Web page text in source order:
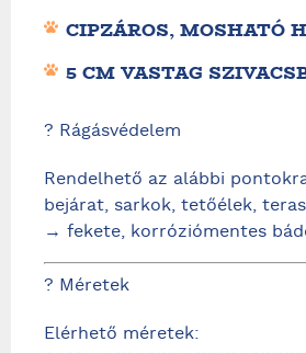
CIPZÁROS, MOSHATÓ
5 CM VASTAG
?️ Rágásvédelem
Rendelhető az alábbi
bejárat, sarkok, tetőélek,
→ fekete, korróziómentes
? Méretek
Elérhető méretek: